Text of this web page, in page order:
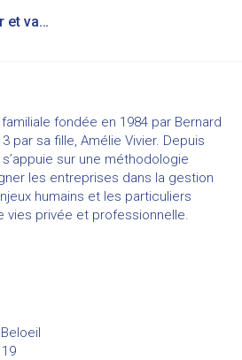
Comment identifier et valoriser mes traits de caractère ?
fondée en 1984 par Bernard
par sa fille, Amélie Vivier. Depuis
s’appuie sur une méthodologie
les entreprises dans la gestion
humains et les particuliers
vies privée et professionnelle.